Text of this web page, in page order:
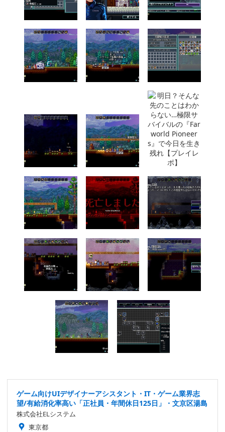
ゲーム向けUIデザイナーアシスタント・IT・ゲーム業界志
望/有給消化率高い「正社員・年間休日125日」・文京区湯島
株式会社ELシステム
東京都